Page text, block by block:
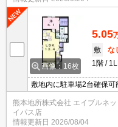
画像：16枚
5.05
敷
な
1階
敷地内に駐車場2台確保
テムキッチン！☆浴室乾
ターホン付きで安心のセ
ット決済可能！期間限定
熊本地所株式会社 エイブルネ
イパス店
情報更新日 2026/08/04